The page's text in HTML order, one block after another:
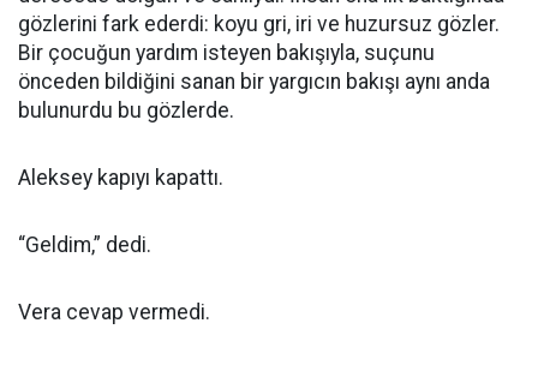
gözlerini fark ederdi: koyu gri, iri ve huzursuz gözler.
Bir çocuğun yardım isteyen bakışıyla, suçunu
önceden bildiğini sanan bir yargıcın bakışı aynı anda
bulunurdu bu gözlerde.
Aleksey kapıyı kapattı.
“Geldim,” dedi.
Vera cevap vermedi.